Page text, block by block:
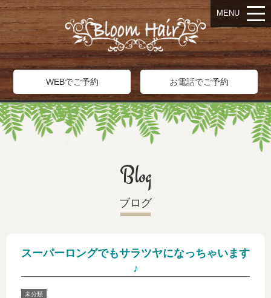
WEBでご予約 お電話でご予約
MENU
Blog
ブログ
スーパーロングでもサラツヤになっちゃいます
♪
未分類